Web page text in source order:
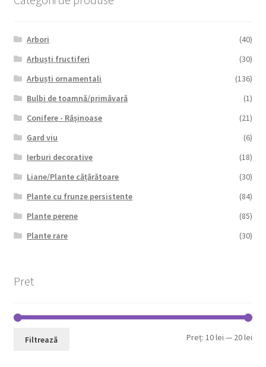
Arbori
(40)
Arbuști fructiferi
(30)
Arbuști ornamentali
(136)
Bulbi de toamnă/primăvară
(1)
Conifere - Rășinoase
(21)
Gard viu
(6)
Ierburi decorative
(18)
Liane/Plante cățărătoare
(30)
Plante cu frunze persistente
(84)
Plante perene
(85)
Plante rare
(30)
Pret
Filtrează Preț:10 lei — 20 lei